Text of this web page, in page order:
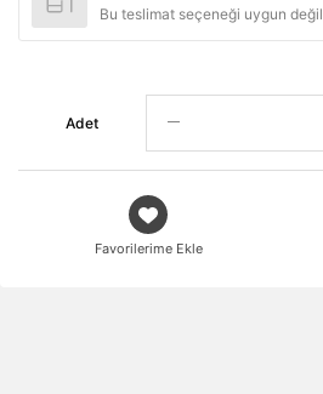
Bu teslimat seçeneği uygun değil
Adet
Favorilerime Ekle